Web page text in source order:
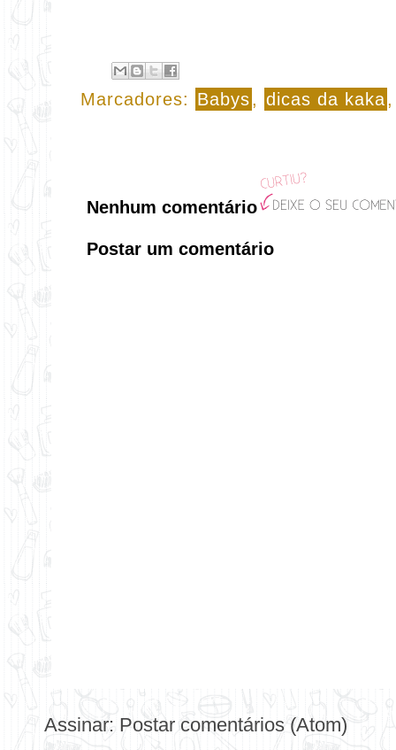
Marcadores: Babys, dicas da kaka
Nenhum comentário
Postar um comentário
Assinar: Postar comentários (Atom)